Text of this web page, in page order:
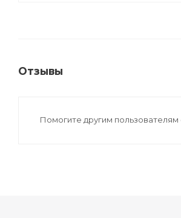
Отзывы
Помогите другим